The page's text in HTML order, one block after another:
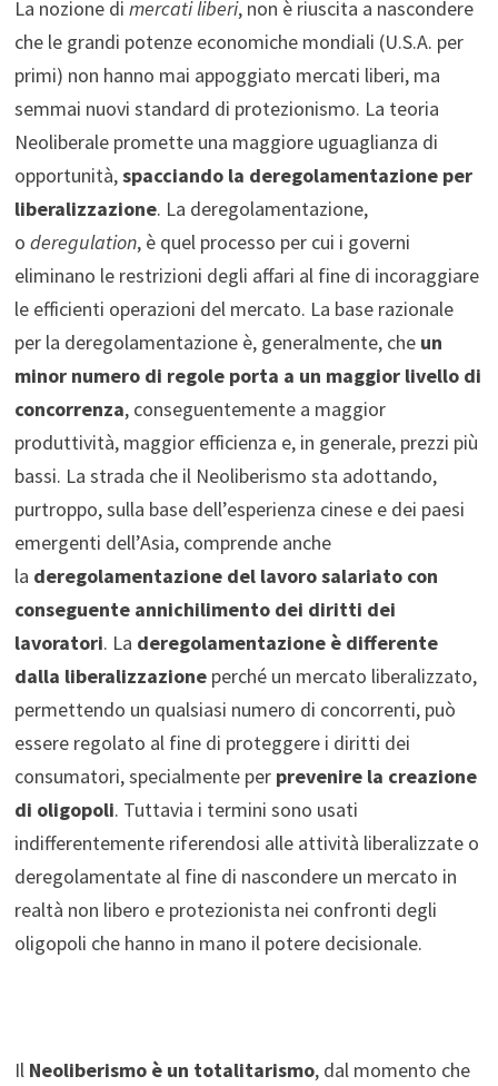
La nozione di mercati liberi, non è riuscita a nascondere
che le grandi potenze economiche mondiali (U.S.A. per
primi) non hanno mai appoggiato mercati liberi, ma
semmai nuovi standard di protezionismo. La teoria
Neoliberale promette una maggiore uguaglianza di
opportunità,spacciando la deregolamentazione per
liberalizzazione. La deregolamentazione,
o deregulation, è quel processo per cui i governi
eliminano le restrizioni degli affari al fine di incoraggiare
le efficienti operazioni del mercato. La base razionale
per la deregolamentazione è, generalmente, che un
minor numero di regole porta a un maggior livello di
concorrenza, conseguentemente a maggior
produttività, maggior efficienza e, in generale, prezzi più
bassi. La strada che il Neoliberismo sta adottando,
purtroppo, sulla base dell’esperienza cinese e dei paesi
emergenti dell’Asia, comprende anche
la deregolamentazione del lavoro salariato con
conseguente annichilimento dei diritti dei
lavoratori. La deregolamentazione è differente
dalla liberalizzazioneperché un mercato liberalizzato,
permettendo un qualsiasi numero di concorrenti, può
essere regolato al fine di proteggere i diritti dei
consumatori, specialmente per prevenire la creazione
di oligopoli. Tuttavia i termini sono usati
indifferentemente riferendosi alle attività liberalizzate o
deregolamentate al fine di nascondere un mercato in
realtà non libero e protezionista nei confronti degli
oligopoli che hanno in mano il potere decisionale.
Il Neoliberismo è un totalitarismo, dal momento che